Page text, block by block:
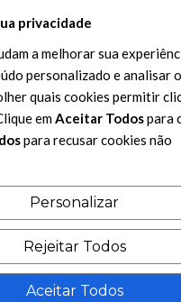
- 2026 / Todos os direitos
privacidade
a melhorar sua
personalizado e analisar
quais cookies permitir
emAceitar Todospara
para recusar cookies não
Personalizar
Rejeitar Todos
Aceitar Todos